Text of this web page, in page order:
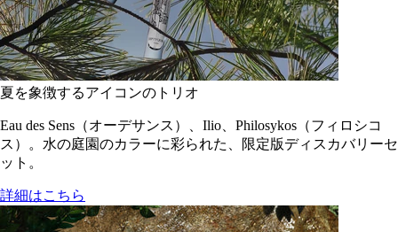
夏を象徴するアイコンのトリオ
Eau des Sens（オーデサンス）、Ilio、Philosykos（フィロシコ
ス）。水の庭園のカラーに彩られた、限定版ディスカバリーセ
ット。
詳細はこちら